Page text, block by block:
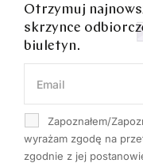
Otrzymuj
skrzynce
biuletyn.
Zapoznałem/
wyrażam zgodę na
zgodnie z jej